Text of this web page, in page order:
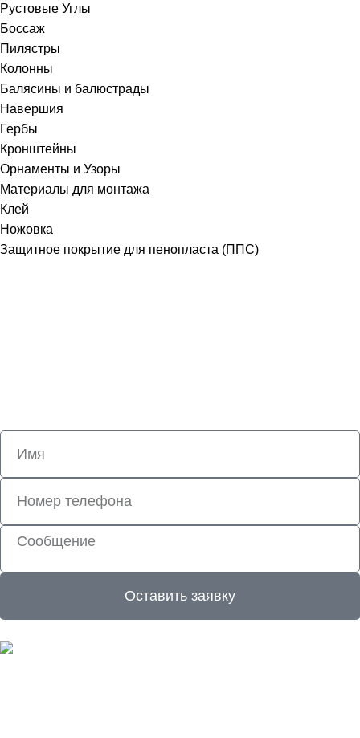
Рустовые Углы
Боссаж
Пилястры
Колонны
Балясины и балюстрады
Навершия
Гербы
Кронштейны
Орнаменты и Узоры
Материалы для монтажа
Клей
Ножовка
Защитное покрытие для пенопласта (ППС)
Оставить заявку